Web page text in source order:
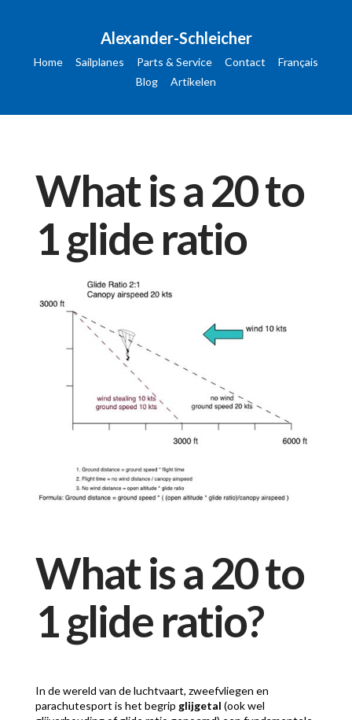
Alexander-Schleicher
Home Sailplanes Parts & Service Contact
Français
Blog
Artikelen
What is a 20 to
1 glide ratio
What is a 20 to
1 glide ratio?
In de wereld van de luchtvaart, zweefvliegen en
parachutesport is het begrip glijgetal (ook wel